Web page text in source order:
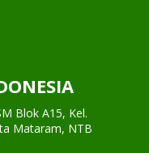
Blok A15, Kel.
Mataram, NTB